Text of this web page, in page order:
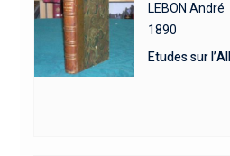
LEBON André
1890
Etudes sur